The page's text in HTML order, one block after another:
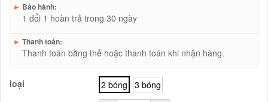
► Bảo hành:
1 đổi 1 hoàn trả trong 30 ngày
► Thanh toán:
Thanh toán bằng thẻ hoặc thanh toán khi nhận hàng.
loại 2 bóng
3 bóng